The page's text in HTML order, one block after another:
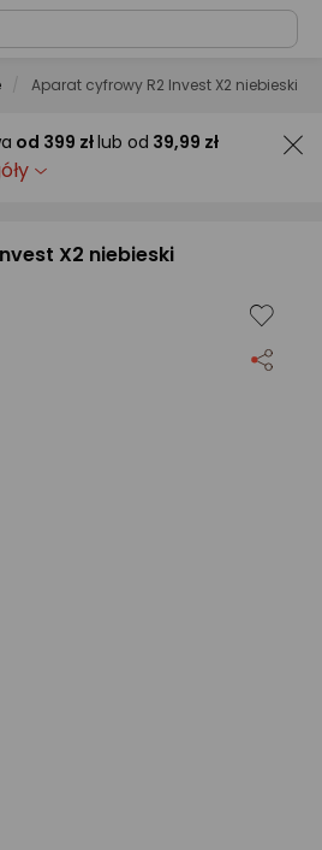
Aparat cyfrowy R2 Invest X2 niebieski
od 399 złlub od 39,99 zł
X2 niebieski